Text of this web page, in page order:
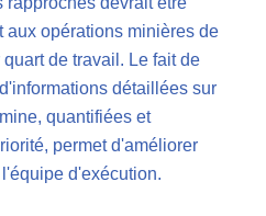
aux opérations minières de
de travail. Le fait de
détaillées sur
quantifiées et
permet d'améliorer
d'exécution.